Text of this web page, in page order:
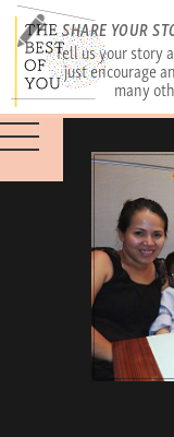
SHARE YOUR
Tell us your story
just encourage
many